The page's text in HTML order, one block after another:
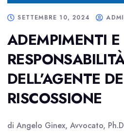
SETTEMBRE 10, 2024
ADEMPIMENTI E
DELL’AGENTE
RISCOSSIONE
di Angelo Ginex, Avvocato,